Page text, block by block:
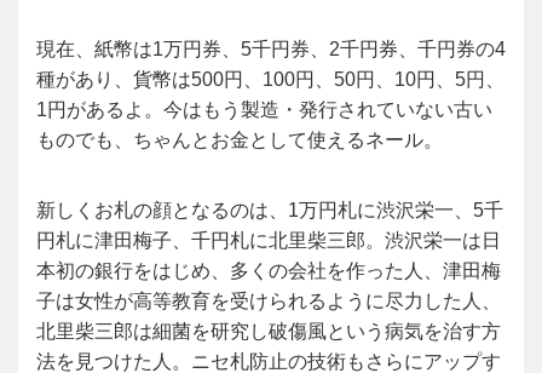
現在、紙幣は1万円券、5千円券、2千円券、千円券の4
種があり、貨幣は500円、100円、50円、10円、5円、
1円があるよ。今はもう製造・発行されていない古い
ものでも、ちゃんとお金として使えるネール。
新しくお札の顔となるのは、1万円札に渋沢栄一、5千
円札に津田梅子、千円札に北里柴三郎。渋沢栄一は日
本初の銀行をはじめ、多くの会社を作った人、津田梅
子は女性が高等教育を受けられるように尽力した人、
北里柴三郎は細菌を研究し破傷風という病気を治す方
法を見つけた人。ニセ札防止の技術もさらにアップす